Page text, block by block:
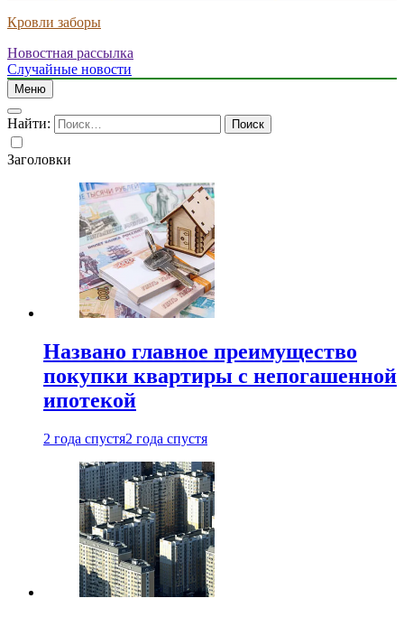
Кровли заборы
Новостная рассылка
Случайные новости
Меню
Найти:
Заголовки
Названо главное преимущество
покупки квартиры с непогашенной
ипотекой
2 года спустя2 года спустя